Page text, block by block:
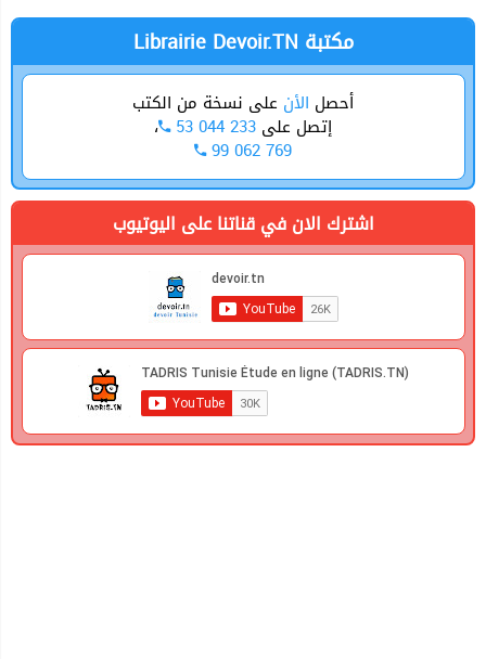
Librairie Devoir.TN مكتبة
أحصل الأن على نسخة من الكتب
إتصل على 53 044 233 ،
99 062 769
اشترك الان في قناتنا على اليوتيوب